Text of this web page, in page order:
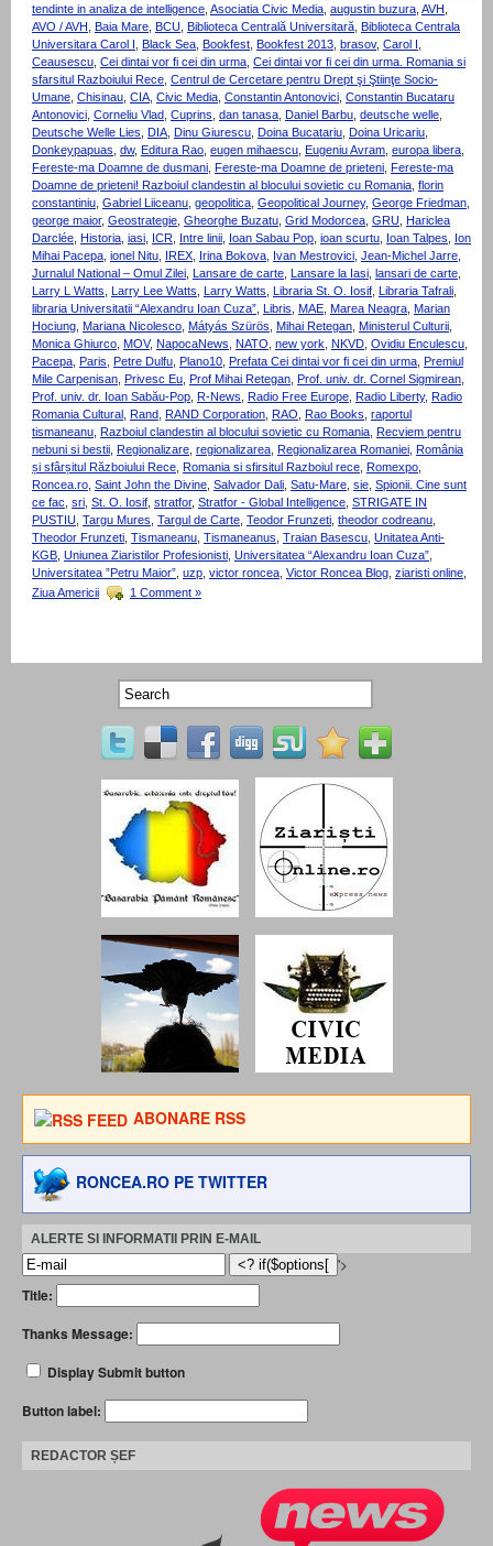
tendinte in analiza de intelligence, Asociatia Civic Media, augustin buzura, AVH ,
AVO / AVH , Baia Mare, BCU, Biblioteca Centrală Universitară, Biblioteca Centrala
Universitara Carol I , Black Sea, Bookfest, Bookfest 2013, brasov, Carol I ,
Ceausescu, Cei dintai vor fi cei din urma, Cei dintai vor fi cei din urma. Romania si
sfarsitul Razboiului Rece, Centrul de Cercetare pentru Drept şi Ştiinţe Socio-
Umane, Chisinau, CIA, Civic Media, Constantin Antonovici, Constantin Bucataru
Antonovici, Corneliu Vlad, Cuprins, dan tanasa, Daniel Barbu, deutsche welle,
Deutsche Welle Lies, DIA, Dinu Giurescu, Doina Bucatariu, Doina Uricariu,
Donkeypapuas, dw, Editura Rao, eugen mihaescu, Eugeniu Avram, europa libera,
Fereste-ma Doamne de dusmani, Fereste-ma Doamne de prieteni, Fereste-ma
Doamne de prieteni! Razboiul clandestin al blocului sovietic cu Romania, florin
constantiniu, Gabriel Liiceanu, geopolitica, Geopolitical Journey, George Friedman,
george maior, Geostrategie, Gheorghe Buzatu, Grid Modorcea, GRU, Hariclea
Darclée, Historia, iasi, ICR, Intre linii, Ioan Sabau Pop, ioan scurtu, Ioan Talpes, Ion
Mihai Pacepa, ionel Nitu, IREX, Irina Bokova, Ivan Mestrovici, Jean-Michel Jarre,
Jurnalul National – Omul Zilei, Lansare de carte, Lansare la Iasi, lansari de carte,
Larry L Watts, Larry Lee Watts, Larry Watts, Libraria St. O. Iosif, Libraria Tafrali,
libraria Universitatii “Alexandru Ioan Cuza”, Libris, MAE, Marea Neagra, Marian
Hociung, Mariana Nicolesco, Mátyás Szürös, Mihai Retegan, Ministerul Culturii,
Monica Ghiurco, MOV, NapocaNews, NATO, new york, NKVD, Ovidiu Enculescu,
Pacepa, Paris, Petre Dulfu, Plano10, Prefata Cei dintai vor fi cei din urma, Premiul
Mile Carpenisan, Privesc Eu, Prof Mihai Retegan, Prof. univ. dr. Cornel Sigmirean,
Prof. univ. dr. Ioan Sabău-Pop, R-News, Radio Free Europe, Radio Liberty, Radio
Romania Cultural , Rand, RAND Corporation, RAO, Rao Books, raportul
tismaneanu, Razboiul clandestin al blocului sovietic cu Romania, Recviem pentru
nebuni si bestii, Regionalizare, regionalizarea, Regionalizarea Romaniei, România
și sfârșitul Războiului Rece, Romania si sfirsitul Razboiul rece, Romexpo,
Roncea.ro, Saint John the Divine, Salvador Dali, Satu-Mare, sie, Spionii. Cine sunt
ce fac, sri, St. O. Iosif, stratfor, Stratfor - Global Intelligence, STRIGATE IN
PUSTIU, Targu Mures, Targul de Carte, Teodor Frunzeti, theodor codreanu,
Theodor Frunzeti, Tismaneanu, Tismaneanus, Traian Basescu, Unitatea Anti-
KGB, Uniunea Ziaristilor Profesionisti, Universitatea “Alexandru Ioan Cuza”,
Universitatea ”Petru Maior”, uzp, victor roncea, Victor Roncea Blog, ziaristi online,
Ziua Americii
1 Comment »
ABONARE RSS
RONCEA.RO PE TWITTER
ALERTE SI INFORMATII PRIN E-MAIL
'>
Title:
Thanks Message:
Display Submit button
Button label:
REDACTOR ȘEF